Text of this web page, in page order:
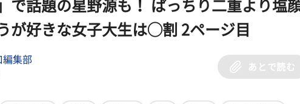
で話題の星野源も！ ぱっちり二重より塩
が好きな女子大生は◯割 2ページ目
編集部
あとで読む